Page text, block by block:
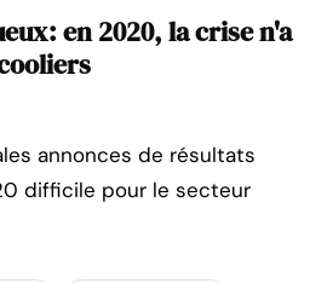
en 2020, la crise n'a
annonces de résultats
difficile pour le secteur